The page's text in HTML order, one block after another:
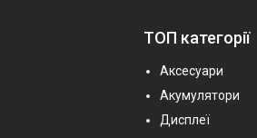
ТОП категорії
Аксесуари
Акумулятори
Дисплеї